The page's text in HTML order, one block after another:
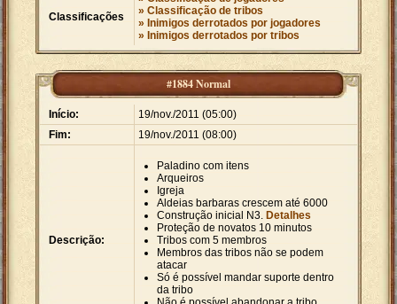
Classificações
» Classificação de tribos
» Inimigos derrotados por jogadores
» Inimigos derrotados por tribos
#1884 Normal
Início:
19/nov./2011 (05:00)
Fim:
19/nov./2011 (08:00)
Descrição:
Paladino com itens
Arqueiros
Igreja
Aldeias barbaras crescem até 6000
Construção inicial N3. Detalhes
Proteção de novatos 10 minutos
Tribos com 5 membros
Membros das tribos não se podem
atacar
Só é possível mandar suporte dentro
da tribo